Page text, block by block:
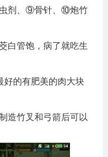
剂、⑨骨针、⑩炮竹
白管饱，病了就吃生
的有肥美的肉大块
造竹叉和弓箭后可以